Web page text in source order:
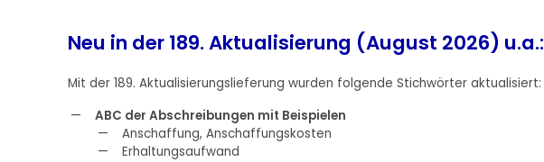
Neu in der 189. Aktualisierung (August 2026) u.a.:
Mit der 189. Aktualisierungslieferung wurden folgende Stichwörter aktualisiert:
ABC der Abschreibungen mit Beispielen
Anschaffung, Anschaffungskosten
Erhaltungsaufwand